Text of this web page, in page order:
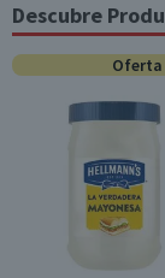
Descubre
Oferta